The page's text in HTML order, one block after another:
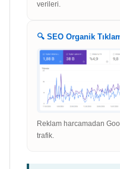
verileri.
🔍 SEO Organik
Reklam harcamadan
trafik.